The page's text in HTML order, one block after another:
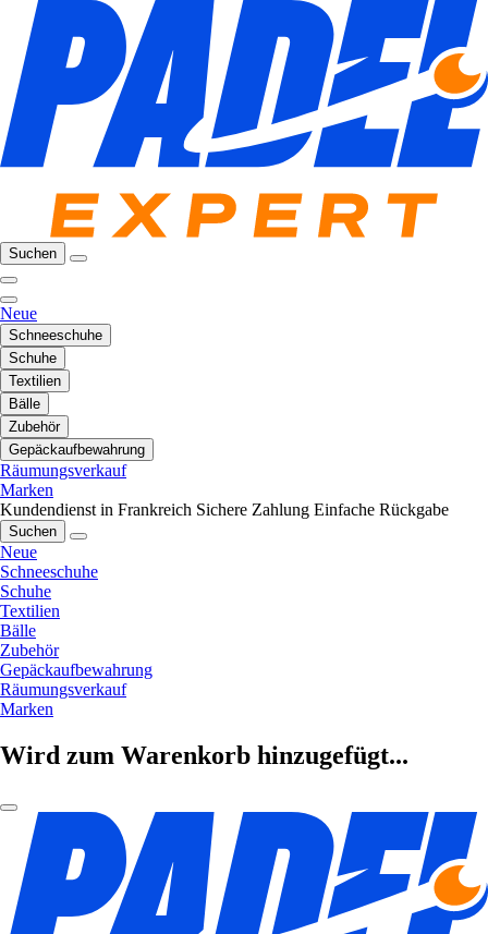
Suchen
Neue
Schneeschuhe
Schuhe
Textilien
Bälle
Zubehör
Gepäckaufbewahrung
Räumungsverkauf
Marken
Kundendienst in Frankreich Sichere Zahlung Einfache Rückgabe
Suchen
Neue
Schneeschuhe
Schuhe
Textilien
Bälle
Zubehör
Gepäckaufbewahrung
Räumungsverkauf
Marken
Wird zum Warenkorb hinzugefügt...